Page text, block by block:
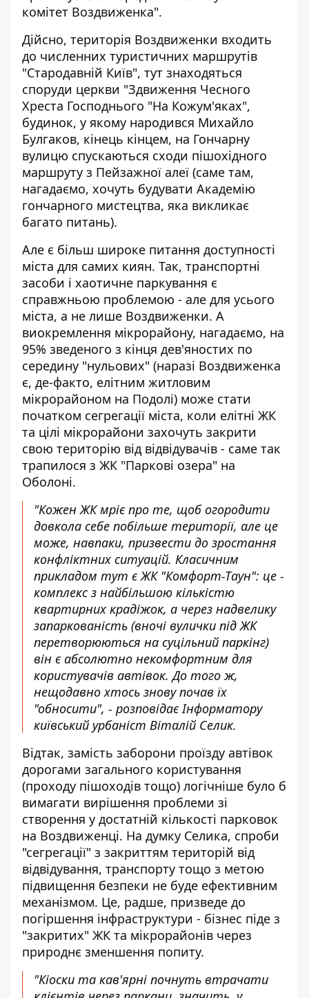
комітет Воздвиженка".
Дійсно, територія Воздвиженки входить
до численних туристичних маршрутів
"Стародавній Київ", тут знаходяться
споруди церкви "Здвиження Чесного
Хреста Господнього "На Кожум'яках",
будинок, у якому народився Михайло
Булгаков, кінець кінцем, на Гончарну
вулицю спускаються сходи пішохідного
маршруту з Пейзажної алеї (саме там,
нагадаємо, хочуть будувати Академію
гончарного мистецтва, яка викликає
багато питань).
Але є більш широке питання доступності
міста для самих киян. Так, транспортні
засоби і хаотичне паркування є
справжньою проблемою - але для усього
міста, а не лише Воздвиженки. А
виокремлення мікрорайону, нагадаємо, на
95% зведеного з кінця дев'яностих по
середину "нульових" (наразі Воздвиженка
є, де-факто, елітним житловим
мікрорайоном на Подолі) може стати
початком сегрегації міста, коли елітні ЖК
та цілі мікрорайони захочуть закрити
свою територію від відвідувачів - саме так
трапилося з ЖК "Паркові озера" на
Оболоні.
"Кожен ЖК мріє про те, щоб огородити
довкола себе побільше території, але це
може, навпаки, призвести до зростання
конфліктних ситуацій. Класичним
прикладом тут є ЖК "Комфорт-Таун": це -
комплекс з найбільшою кількістю
квартирних крадіжок, а через надвелику
запаркованість (вночі вулички під ЖК
перетворюються на суцільний паркінг)
він є абсолютно некомфортним для
користувачів автівок. До того ж,
нещодавно хтось знову почав їх
"обносити", - розповідає Інформатору
київський урбаніст Віталій Селик.
Відтак, замість заборони проїзду автівок
дорогами загального користування
(проходу пішоходів тощо) логічніше було б
вимагати вирішення проблеми зі
створення у достатній кількості парковок
на Воздвиженці. На думку Селика, спроби
"сегрегації" з закриттям територій від
відвідування, транспорту тощо з метою
підвищення безпеки не буде ефективним
механізмом. Це, радше, призведе до
погіршення інфраструктури - бізнес піде з
"закритих" ЖК та мікрорайонів через
природнє зменшення попиту.
"Кіоски та кав'ярні почнуть втрачати